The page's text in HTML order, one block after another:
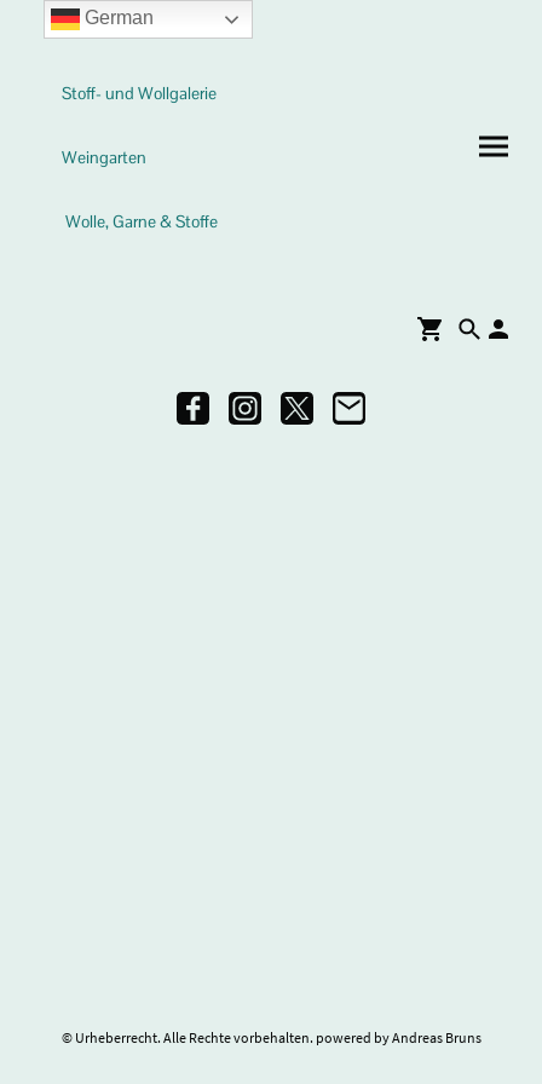
Stoff- und Wollgalerie
Weingarten
Wolle, Garne & Stoffe
© Urheberrecht. Alle Rechte vorbehalten. powered by Andreas Bruns
German